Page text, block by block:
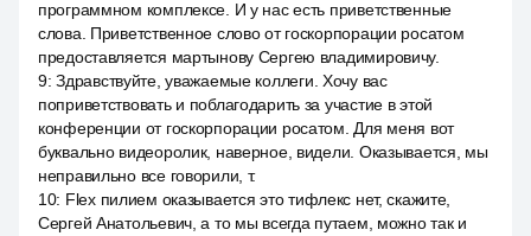
программном комплексе. И у нас есть приветственные
слова. Приветственное слово от госкорпорации росатом
предоставляется мартынову Сергею владимировичу.
9:Здравствуйте, уважаемые коллеги. Хочу вас
поприветствовать и поблагодарить за участие в этой
конференции от госкорпорации росатом. Для меня вот
буквально видеоролик, наверное, видели. Оказывается, мы
неправильно все говорили, т.
10: Flex пилием оказывается это тифлекс нет, скажите,
Сергей Анатольевич, а то мы всегда путаем, можно так и